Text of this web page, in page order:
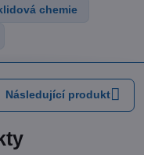
chemie
Následující produkt